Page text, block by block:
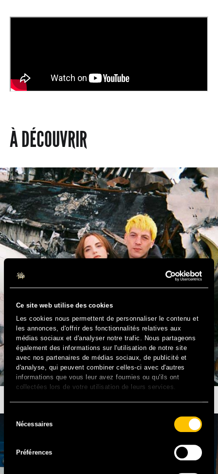
Ce site web utilise des cookies
Les cookies nous permettent de personnaliser le contenu et
les annonces, d'offrir des fonctionnalités relatives aux
médias sociaux et d'analyser notre trafic. Nous partageons
également des informations sur l'utilisation de notre site
avec nos partenaires de médias sociaux, de publicité et
d'analyse, qui peuvent combiner celles-ci avec d'autres
informations que vous leur avez fournies ou qu'ils ont
collectées lors de votre utilisation de leurs services.
duNécessaires
Préférences
À DÉCOUVRIR
ASCENDANT VIERGE